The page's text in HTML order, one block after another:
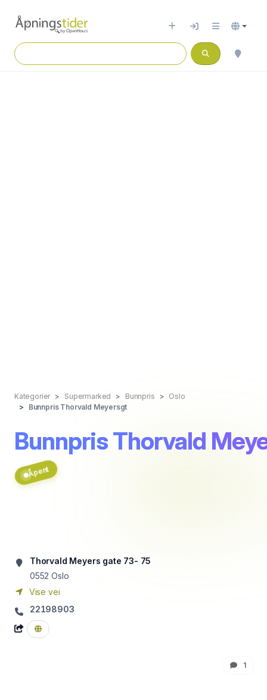
Kategorier Supermarked Bunnpris
Oslo
Bunnpris Thorvald Meyersgt
Bunnpris Thorvald
Åpent
Thorvald Meyers gate 73- 75
0552 Oslo
Vise vei
22198903
1